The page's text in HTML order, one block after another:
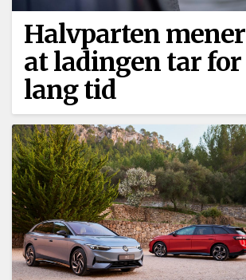
Halvparten mener
at ladingen tar for
lang tid